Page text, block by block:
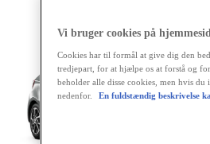
Vi bruger cookies på
Cookies har til formål at give dig den
tredjepart, for at hjælpe os at forstå og
beholder alle disse cookies, men hvis
nedenfor.
En fuldstændig beskrivelse